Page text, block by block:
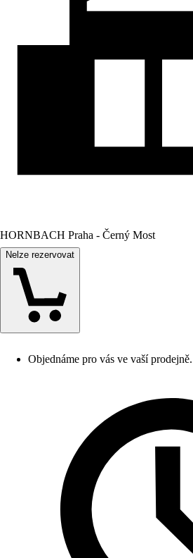
HORNBACH Praha - Černý Most
Nelze rezervovat
Objednáme pro vás ve vaší prodejně.